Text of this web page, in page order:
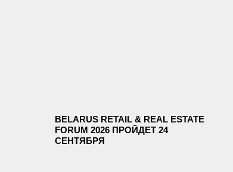
BELARUS RETAIL & REAL ESTATE
FORUM 2026 ПРОЙДЕТ 24
СЕНТЯБРЯ